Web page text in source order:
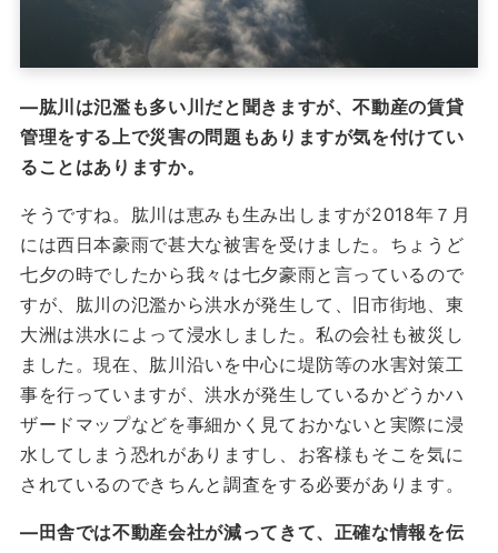
―肱川は氾濫も多い川だと聞きますが、不動産の賃貸
管理をする上で災害の問題もありますが気を付けてい
ることはありますか。
そうですね。肱川は恵みも生み出しますが2018年７月
には西日本豪雨で甚大な被害を受けました。ちょうど
七夕の時でしたから我々は七夕豪雨と言っているので
すが、肱川の氾濫から洪水が発生して、旧市街地、東
大洲は洪水によって浸水しました。私の会社も被災し
ました。現在、肱川沿いを中心に堤防等の水害対策工
事を行っていますが、洪水が発生しているかどうかハ
ザードマップなどを事細かく見ておかないと実際に浸
水してしまう恐れがありますし、お客様もそこを気に
されているのできちんと調査をする必要があります。
― 田舎では不動産会社が減ってきて、正確な情報を伝